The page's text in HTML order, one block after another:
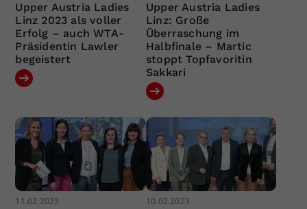
Upper Austria Ladies
Linz 2023 als voller
Erfolg – auch WTA-
Präsidentin Lawler
begeistert
Upper Austria Ladies
Linz: Große
Überraschung im
Halbfinale – Martic
stoppt Topfavoritin
Sakkari
11.02.2023 10.02.2023